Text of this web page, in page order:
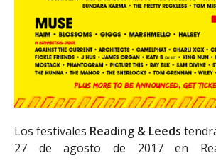
Los festivales Reading & Leeds
27 de agosto de 2017 en